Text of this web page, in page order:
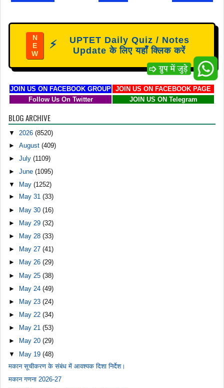
N
E
W
⚡
UPTET Daily Quiz / Notes
Update के लिए यहाँ क्लिक करें
JOIN US ON FACEBOOK GROUP
JOIN US ON FACEBOOK PAGE
Follow Us On Twitter
JOIN US ON Telegram
BLOG ARCHIVE
▼2026(8520)
►August(409)
►July(1109)
►June(1095)
▼
May(1252)
►
May 31(33)
► May 30(16)
►
May 29(32)
►
May 28(33)
►
May 27(41)
►
May 26(29)
► May 25(38)
► May 24(49)
►
May 23(24)
►
May 22(34)
►
May 21(53)
►
May 20(29)
▼ May 19(48)
मकान सूचीकरण के संबंध में आवश्यक दिशा निर्देश।
मकान गणना 2026-27